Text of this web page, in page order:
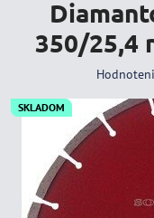
SKLADOM
350/25,4